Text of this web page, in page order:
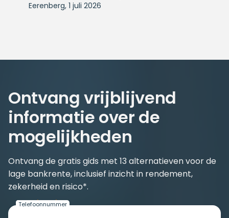
Eerenberg, 1 juli 2026
Ontvang vrijblijvend
informatie over de
mogelijkheden
Ontvang de gratis gids met 13 alternatieven voor de
lage bankrente, inclusief inzicht in rendement,
zekerheid en risico*.
Naam*
E-mailadres*
Telefoonnummer